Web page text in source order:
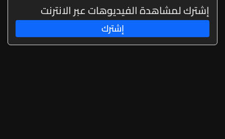
إشترك لمشاهدة الفيديوهات عبر الانترنت
إشترك